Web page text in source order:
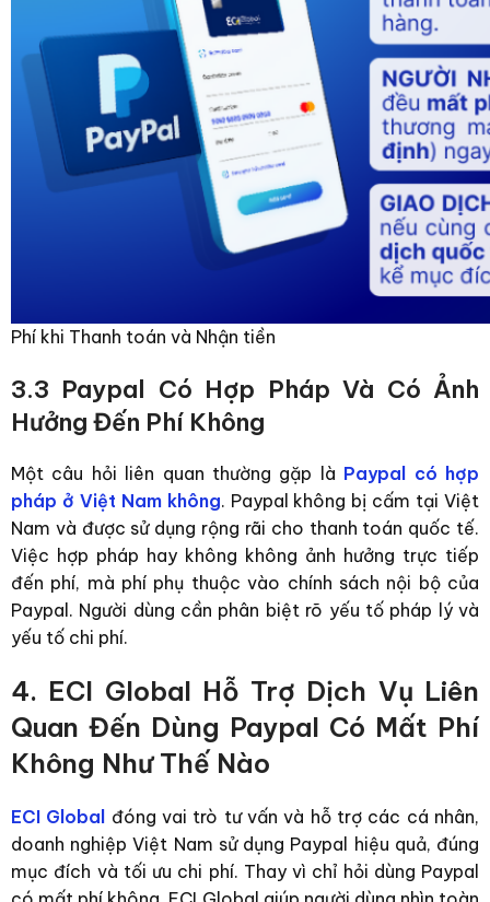
Phí khi Thanh toán và Nhận tiền
3.3 Paypal Có Hợp Pháp Và Có Ảnh
Hưởng Đến Phí Không
Một câu hỏi liên quan thường gặp là Paypal có hợp
pháp ở Việt Nam không. Paypal không bị cấm tại Việt
Nam và được sử dụng rộng rãi cho thanh toán quốc tế.
Việc hợp pháp hay không không ảnh hưởng trực tiếp
đến phí, mà phí phụ thuộc vào chính sách nội bộ của
Paypal. Người dùng cần phân biệt rõ yếu tố pháp lý và
yếu tố chi phí.
4. ECI Global Hỗ Trợ Dịch Vụ Liên
Quan Đến Dùng Paypal Có Mất Phí
Không Như Thế Nào
ECI Global đóng vai trò tư vấn và hỗ trợ các cá nhân,
doanh nghiệp Việt Nam sử dụng Paypal hiệu quả, đúng
mục đích và tối ưu chi phí. Thay vì chỉ hỏi dùng Paypal